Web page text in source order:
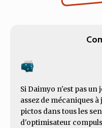
Si Daimyo n'est pas un
assez de mécaniques
pictos dans tous les
d'optimisateur